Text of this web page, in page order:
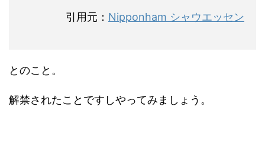
引用元： Nipponham シャウエッセン
とのこと。
解禁されたことですしやってみましょう。